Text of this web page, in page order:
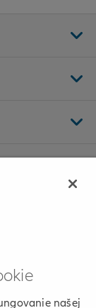
našej